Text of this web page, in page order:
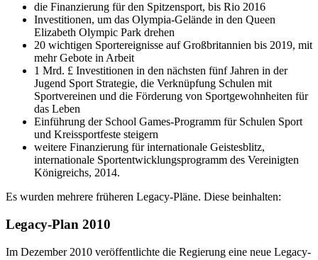
die Finanzierung für den Spitzensport, bis Rio 2016
Investitionen, um das Olympia-Gelände in den Queen
Elizabeth Olympic Park drehen
20 wichtigen Sportereignisse auf Großbritannien bis 2019, mit
mehr Gebote in Arbeit
1 Mrd. £ Investitionen in den nächsten fünf Jahren in der
Jugend Sport Strategie, die Verknüpfung Schulen mit
Sportvereinen und die Förderung von Sportgewohnheiten für
das Leben
Einführung der School Games-Programm für Schulen Sport
und Kreissportfeste steigern
weitere Finanzierung für internationale Geistesblitz,
internationale Sportentwicklungsprogramm des Vereinigten
Königreichs, 2014.
Es wurden mehrere früheren Legacy-Pläne. Diese beinhalten:
Legacy-Plan 2010
Im Dezember 2010 veröffentlichte die Regierung eine neue Legacy-